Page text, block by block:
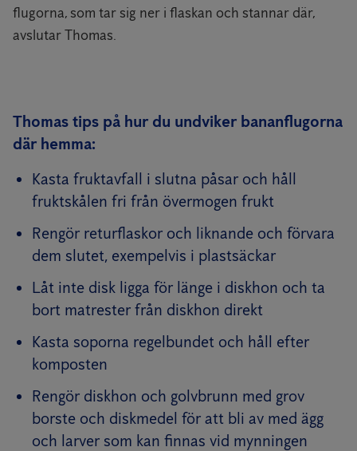
flugorna, som tar sig ner i flaskan och stannar där,
avslutar Thomas.
Thomas tips på hur du undviker bananflugorna
där hemma:
Kasta fruktavfall i slutna påsar och håll
fruktskålen fri från övermogen frukt
Rengör returflaskor och liknande och förvara
dem slutet, exempelvis i plastsäckar
Låt inte disk ligga för länge i diskhon och ta
bort matrester från diskhon direkt
Kasta soporna regelbundet och håll efter
komposten
Rengör diskhon och golvbrunn med grov
borste och diskmedel för att bli av med ägg
och larver som kan finnas vid mynningen